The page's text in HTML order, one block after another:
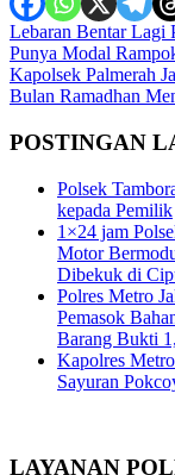
Navigasi
pos
Lebaran Bentar Lagi
Punya Modal
Kapolsek Palmerah
Bulan Ramadhan
POSTINGAN
Polsek
kepada Pemilik
1×24 jam
Motor
Dibekuk di
Polres Metro
Pemasok
Barang Bukti
Kapolres
Sayuran
LAYANAN